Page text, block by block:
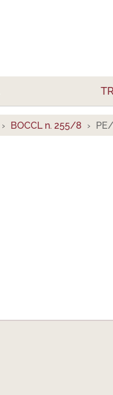
BOCCL n. 255/8